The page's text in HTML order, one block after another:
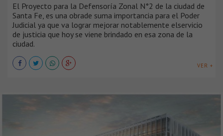
El Proyecto para la Defensoría Zonal N°2 de la ciudad de
Santa Fe, es una obrade suma importancia para el Poder
Judicial ya que va lograr mejorar notablemente elservicio
de justicia que hoy se viene brindado en esa zona de la
ciudad.
VER +